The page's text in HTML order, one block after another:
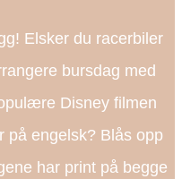
Elsker du racerbiler
bursdag med
Disney filmen
på engelsk? Blås opp
har print på begge